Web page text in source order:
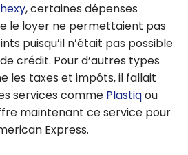
, certaines dépenses
le loyer ne permettaient pas
puisqu’il n’était pas possible
crédit. Pour d’autres types
les taxes et impôts, il fallait
services comme Plastiqou
maintenant ce service pour
Express.